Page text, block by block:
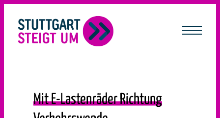
Mit E-Lastenräder Richtung